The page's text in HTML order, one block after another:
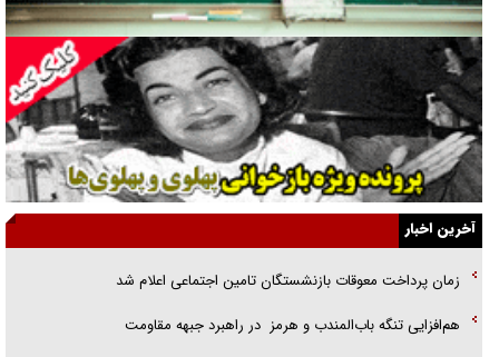
گفت‌وگو با همسر یکی از شهدای جنگ رمضان/ پیکر بی‌سر شهید را از
انگشت‌های پا شناسایی کردیم
نسلی که آنلاین الگو می‌گیرد
گفت‌وگو با آیت‌الله جاودان/ جفای مخالفان مکانت معنوی رهبر شهید را
ارتقا می‌داد
راننده مست به قانون می‌خندد
همه آقای دوربینی شده‌ایم!
قصه ناتمام سرویس مدارس
آخرین اخبار
زمان پرداخت معوقات بازنشستگان تامین اجتماعی اعلام شد
هم‌افزایی تنگه باب‌المندب و هرمز در راهبرد جبهه مقاومت